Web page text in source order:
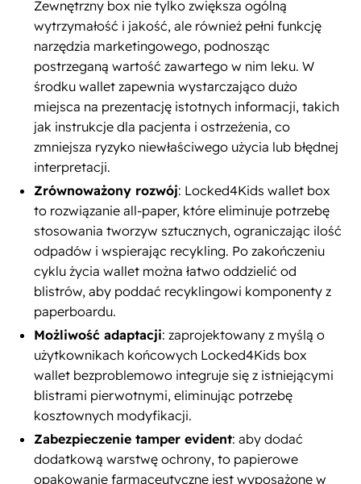
Zewnętrzny box nie tylko zwiększa ogólną
wytrzymałość i jakość, ale również pełni funkcję
narzędzia marketingowego, podnosząc
postrzeganą wartość zawartego w nim leku. W
środku wallet zapewnia wystarczająco dużo
miejsca na prezentację istotnych informacji, takich
jak instrukcje dla pacjenta i ostrzeżenia, co
zmniejsza ryzyko niewłaściwego użycia lub błędnej
interpretacji.
Zrównoważony rozwój: Locked4Kids wallet box
to rozwiązanie all-paper, które eliminuje potrzebę
stosowania tworzyw sztucznych, ograniczając ilość
odpadów i wspierając recykling. Po zakończeniu
cyklu życia wallet można łatwo oddzielić od
blistrów, aby poddać recyklingowi komponenty z
paperboardu.
Możliwość adaptacji: zaprojektowany z myślą o
użytkownikach końcowych Locked4Kids box
wallet bezproblemowo integruje się z istniejącymi
blistrami pierwotnymi, eliminując potrzebę
kosztownych modyfikacji.
Zabezpieczenie tamper evident: aby dodać
dodatkową warstwę ochrony, to papierowe
opakowanie farmaceutyczne jest wyposażone w